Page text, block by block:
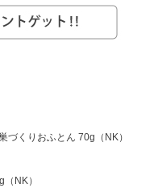
くりおふとん 70g（NK）
NK）